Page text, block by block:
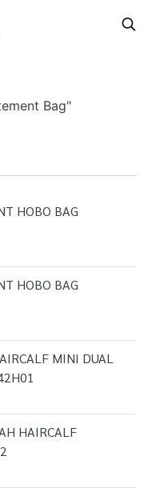
Bag"
HOBO BAG
HOBO BAG
MINI DUAL
HAIRCALF